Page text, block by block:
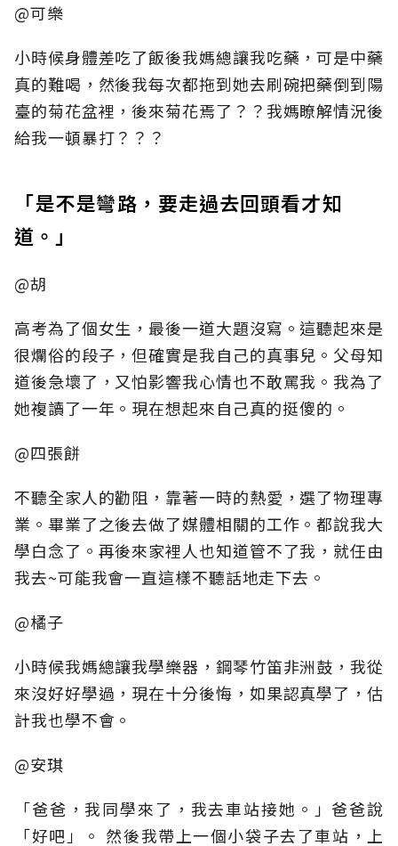
@可樂
小時候身體差吃了飯後我媽總讓我吃藥，可是中藥
真的難喝，然後我每次都拖到她去刷碗把藥倒到陽
臺的菊花盆裡，後來菊花焉了？？我媽瞭解情況後
給我一頓暴打？？？
「是不是彎路，要走過去回頭看才知
道。」
@胡
高考為了個女生，最後一道大題沒寫。這聽起來是
很爛俗的段子，但確實是我自己的真事兒。父母知
道後急壞了，又怕影響我心情也不敢罵我。我為了
她複讀了一年。現在想起來自己真的挺傻的。
@四張餅
不聽全家人的勸阻，靠著一時的熱愛，選了物理專
業。畢業了之後去做了媒體相關的工作。都說我大
學白念了。再後來家裡人也知道管不了我，就任由
我去~可能我會一直這樣不聽話地走下去。
@橘子
小時候我媽總讓我學樂器，鋼琴竹笛非洲鼓，我從
來沒好好學過，現在十分後悔，如果認真學了，估
計我也學不會。
@安琪
「爸爸，我同學來了，我去車站接她。」爸爸說
「好吧」。 然後我帶上一個小袋子去了車站，上